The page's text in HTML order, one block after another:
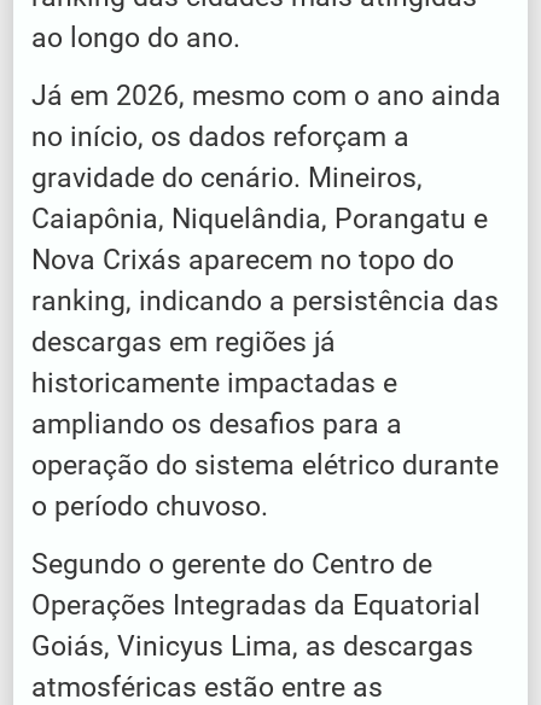
ao longo do ano.
Já em 2026, mesmo com o ano ainda
no início, os dados reforçam a
gravidade do cenário. Mineiros,
Caiapônia, Niquelândia, Porangatu e
Nova Crixás aparecem no topo do
ranking, indicando a persistência das
descargas em regiões já
historicamente impactadas e
ampliando os desafios para a
operação do sistema elétrico durante
o período chuvoso.
Segundo o gerente do Centro de
Operações Integradas da Equatorial
Goiás, Vinicyus Lima, as descargas
atmosféricas estão entre as